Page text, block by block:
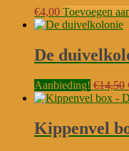
€4,00 Toevoegen
De
Aanbieding! €14,50
Kippenvel